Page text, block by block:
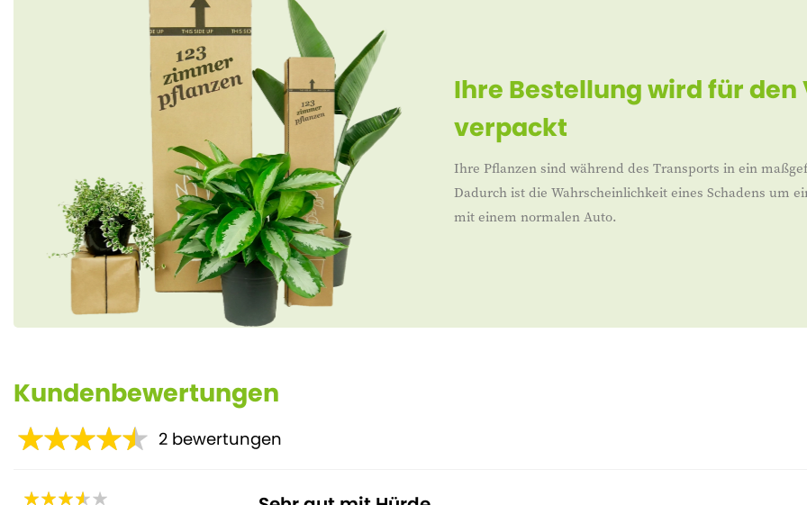
Ihre Bestellung wird für
verpackt
Ihre Pflanzen sind während des Transports in ein
Dadurch ist die Wahrscheinlichkeit eines Schadens um
mit einem normalen Auto.
Kundenbewertungen
2 bewertungen